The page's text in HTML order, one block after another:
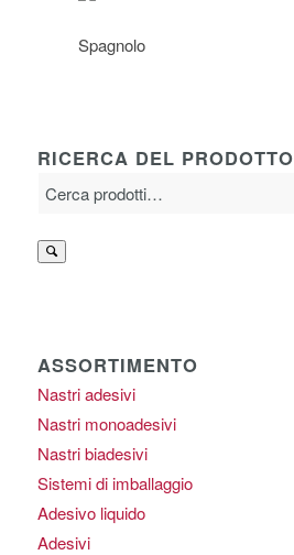
RICERCA DEL PRODOTTO
Cerca:
ASSORTIMENTO
Nastri adesivi
Nastri monoadesivi
Nastri biadesivi
Sistemi di imballaggio
Adesivo liquido
Adesivi